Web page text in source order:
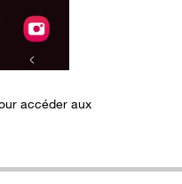
accéder aux